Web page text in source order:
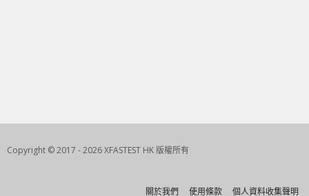
Copyright © 2017 - 2026 XFASTEST HK 版權所有
關於我們 使用條款 個人資料收集聲明